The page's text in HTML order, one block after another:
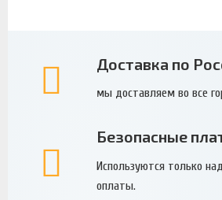
Доставка по
мы доставляем во все
Безопасные
Используются только
оплаты.